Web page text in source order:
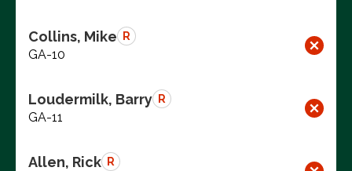
Collins, Mike R
GA-10
Loudermilk, Barry R
GA-11
Allen, Rick R